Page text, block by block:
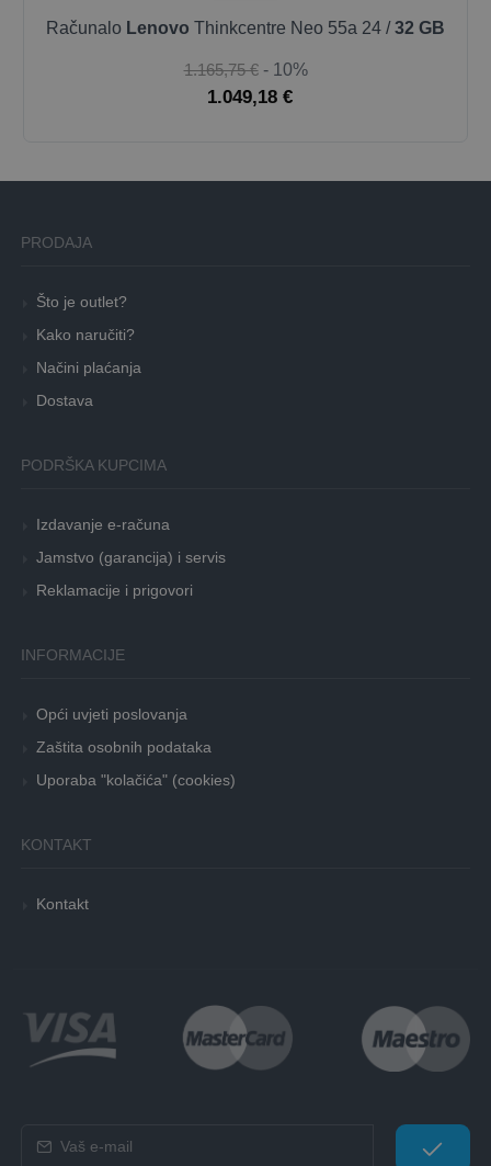
Računalo Lenovo Thinkcentre Neo 55a 24 /32 GB
1.165,75 € - 10%
1.049,18 €
PRODAJA
Što je outlet?
Kako naručiti?
Načini plaćanja
Dostava
PODRŠKA KUPCIMA
Izdavanje e-računa
Jamstvo (garancija) i servis
Reklamacije i prigovori
INFORMACIJE
Opći uvjeti poslovanja
Zaštita osobnih podataka
Uporaba "kolačića" (cookies)
KONTAKT
Kontakt